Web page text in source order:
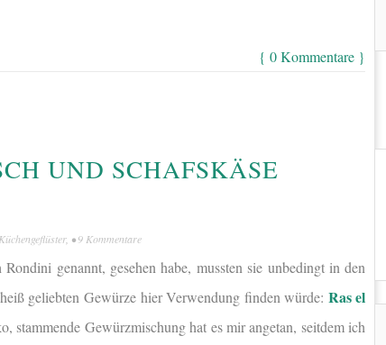
{ 0 Kommentare }
UND SCHAFSKÄSE
Küchengeflüster, •9 Kommentare
genannt, gesehen habe, mussten sie unbedingt in den
geliebten Gewürze hier Verwendung finden würde: Ras el
stammende Gewürzmischung hat es mir angetan, seitdem ich